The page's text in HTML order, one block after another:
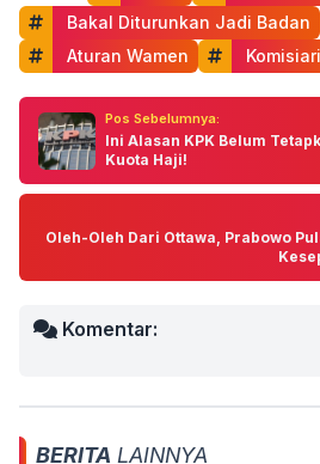
Bakal Diturunkan Jadi Badan
Aturan Wamen
Pos Sebelumnya:
Ini Alasan KPK Belum
Kuota Haji!
Oleh-Oleh Dari Ottawa, Prabowo
Komentar:
BERITA LAINNYA